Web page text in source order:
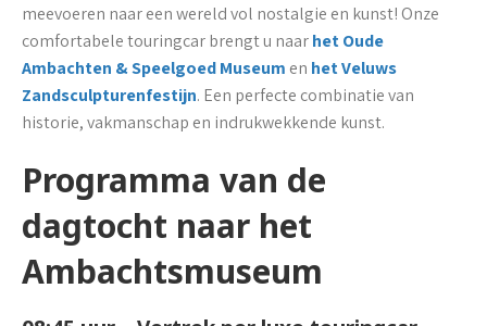
meevoeren naar een wereld vol nostalgie en kunst! Onze
comfortabele touringcar brengt u naarhet Oude
Ambachten & Speelgoed Museum en het Veluws
Zandsculpturenfestijn. Een perfecte combinatie van
historie, vakmanschap en indrukwekkende kunst.
Programma van de
dagtocht naar het
Ambachtsmuseum